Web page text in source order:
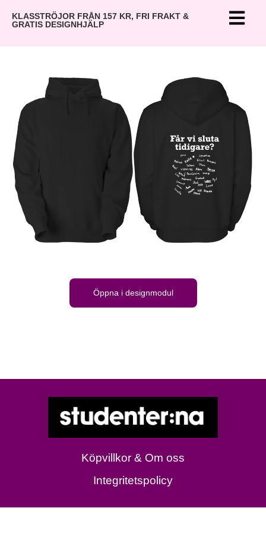
KLASSTRÖJOR FRÅN 157 KR, FRI FRAKT &
GRATIS DESIGNHJÄLP
Öppna i designmodul
Köpvillkor & Om oss
Integritetspolicy